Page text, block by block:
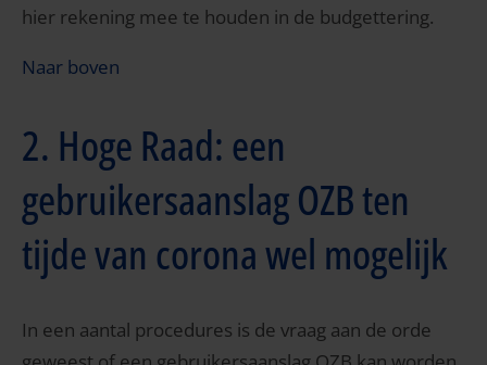
hier rekening mee te houden in de budgettering.
Naar boven
2. Hoge Raad: een
gebruikersaanslag OZB ten
tijde van corona wel mogelijk
In een aantal procedures is de vraag aan de orde